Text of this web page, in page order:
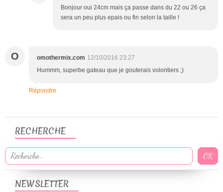
Bonjour oui 24cm mais ça passe dans du 22 ou 26 ça
sera un peu plus epais ou fin selon la taille !
O omothermix.com 12/10/2016 23:27
Hummm, superbe gateau que je gouterais volontiers ;)
Répondre
NEWSLETTER
RECHERCHE